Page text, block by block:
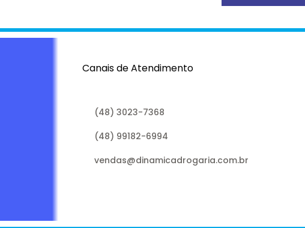
Canais de Atendimento
(48) 3023-7368
(48) 99182-6994
vendas@dinamicadrogaria.com.br